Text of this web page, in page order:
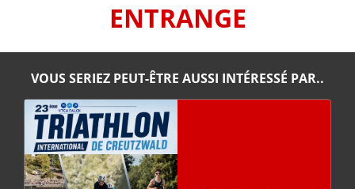
ENTRANGE
VOUS SERIEZ PEUT-ÊTRE AUSSI INTÉRESSÉ PAR..